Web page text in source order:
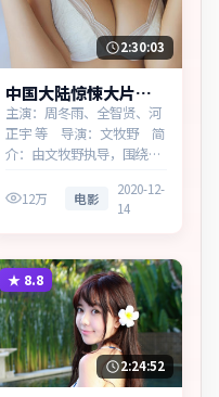
2:30:03
中国大陆惊悚大片白
昼回响无广告观看
主演：周冬雨、全智贤、河
正宇 等 导演：文牧野 简
介：由文牧野执导，围绕一
品的惊悚作品。在科技与人
性的交界处，叙事围绕人物
紧凑，反转不断。主演以细
腻表演撑起情感层次，兼顾
观赏性与现实意义。
12万 电影
2020-12-
14
★ 8.8
2:24:52